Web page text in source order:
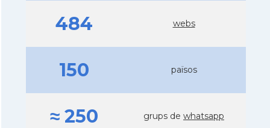
484 webs
150 països
≈ 250 grups de whatsapp